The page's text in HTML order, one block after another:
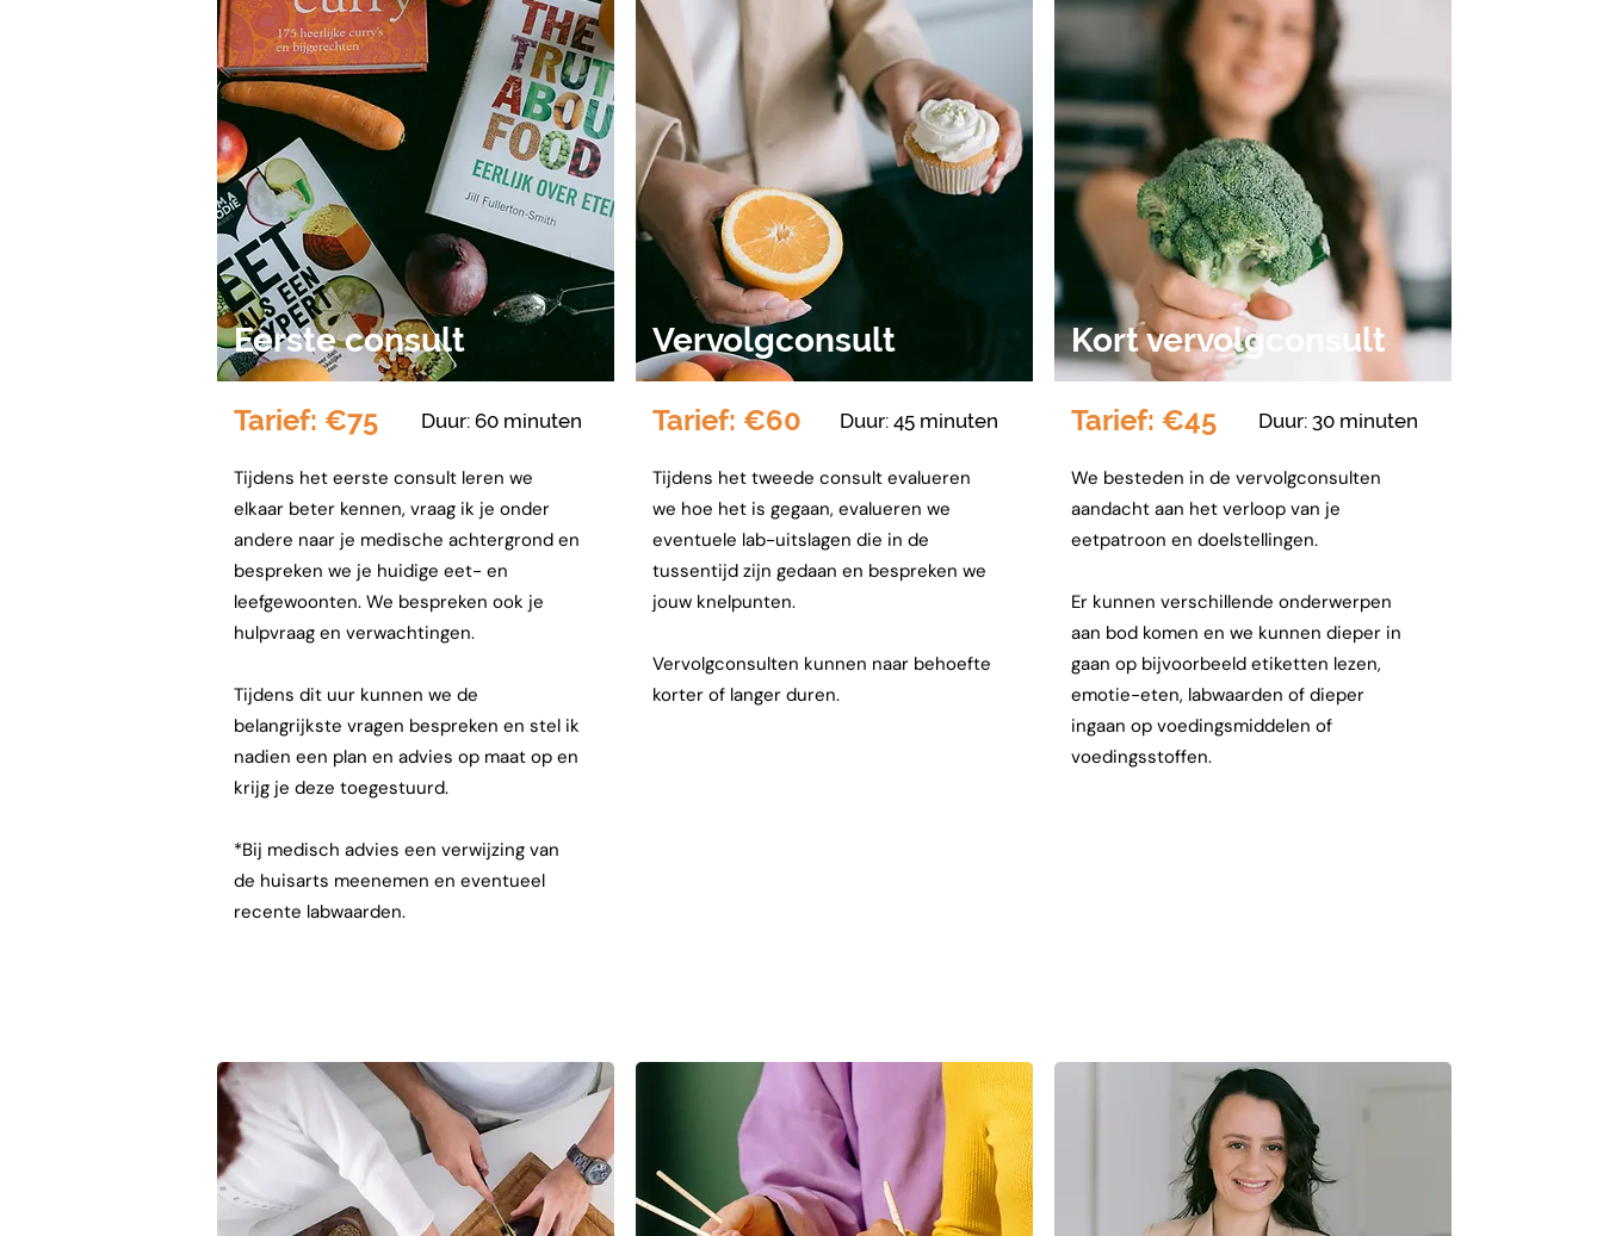
Eerste consult
Tarief: €75 Duur: 60 minuten
Tijdens het eerste consult leren we
elkaar beter kennen, vraag ik je onder
andere naar je medische achtergrond en
bespreken we je huidige eet- en
leefgewoonten. We bespreken ook je
hulpvraag en verwachtingen.
Tijdens dit uur kunnen we de
belangrijkste vragen bespreken en stel ik
nadien een plan en advies op maat op en
krijg je deze toegestuurd.
*Bij medisch advies een verwijzing van
de huisarts meenemen en eventueel
recente labwaarden.
Vervolgconsult
Tarief: €60 Duur: 45 minuten
Tijdens het tweede consult evalueren
we hoe het is gegaan, evalueren we
eventuele lab-uitslagen die in de
tussentijd zijn gedaan en bespreken we
jouw knelpunten.
Vervolgconsulten kunnen naar behoefte
korter of langer duren.
Kort vervolgconsult
Tarief: €45 Duur: 30 minuten
We besteden in de vervolgconsulten
aandacht aan het verloop van je
eetpatroon en doelstellingen.
Er kunnen verschillende onderwerpen
aan bod komen en we kunnen dieper in
gaan op bijvoorbeeld etiketten lezen,
emotie-eten, labwaarden of dieper
ingaan op voedingsmiddelen of
voedingsstoffen.